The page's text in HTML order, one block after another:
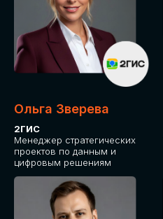
Ольга Зверева
2ГИС
Менеджер стратегических
проектов по данным и
цифровым решениям